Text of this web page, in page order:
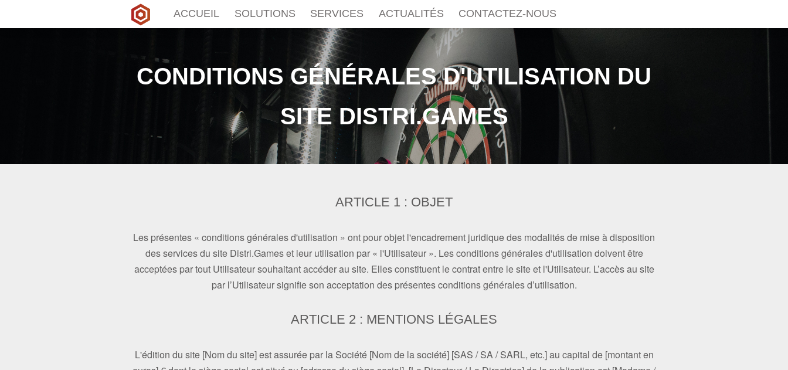
ACCUEIL SOLUTIONS SERVICES ACTUALITÉS CONTACTEZ-NOUS
CONDITIONS GÉNÉRALES D'UTILISATION DU
SITE DISTRI.GAMES
ARTICLE 1 : OBJET
Les présentes « conditions générales d'utilisation » ont pour objet l'encadrement juridique des modalités de mise à disposition
des services du site Distri.Games et leur utilisation par « l'Utilisateur ». Les conditions générales d'utilisation doivent être
acceptées par tout Utilisateur souhaitant accéder au site. Elles constituent le contrat entre le site et l'Utilisateur. L’accès au site
par l’Utilisateur signifie son acceptation des présentes conditions générales d’utilisation.
ARTICLE 2 : MENTIONS LÉGALES
L'édition du site [Nom du site] est assurée par la Société [Nom de la société] [SAS / SA / SARL, etc.] au capital de [montant en